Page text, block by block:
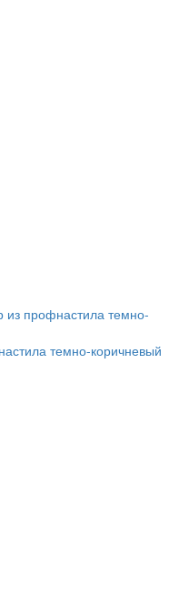
темно-коричневый